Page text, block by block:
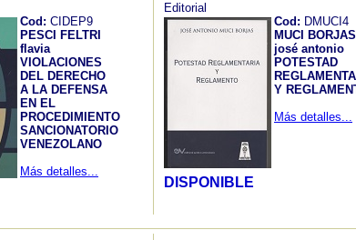
Cod: CIDEP9
PESCI FELTRI
flavia
VIOLACIONES
DEL DERECHO
A LA DEFENSA
EN EL
PROCEDIMIENTO
SANCIONATORIO
VENEZOLANO
Más detalles...
Editorial
Cod: DMUCI4
MUCI BORJAS
josé antonio
POTESTAD
Y
Más detalles...
DISPONIBLE